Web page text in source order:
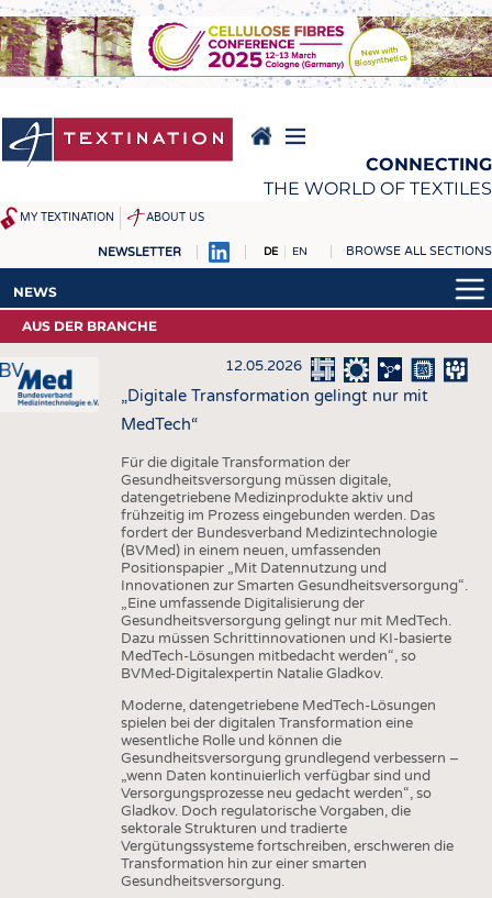
Direkt
zum
Inhalt
CONNECTING
THE WORLD OF TEXTILES
MY TEXTINATION ABOUT US
NEWSLETTER DE EN BROWSE ALL SECTIONS
NEWS
AKTUELLES
TEXTILE LEADERSHIP
TEXCAMPUS
GESTRICKE & GEWIRKE
TEXTILMASCHINENBAU
NACHHALTIGKEIT
KREISLAUFWIRTSCHAFT
TECHNISCHE TEXTILIEN
JOBS
KRÜGER PERSONAL
HEADHUNTING
PRAKTIKA & AUSBILDUNGEN
NEWS
AKTUELLES
KLARTEXT BY TEXTINATION
AUS DER BRANCHE
12.05.2026
„Digitale Transformation gelingt nur mit
MedTech“
Für die digitale Transformation der
Gesundheitsversorgung müssen digitale,
datengetriebene Medizinprodukte aktiv und
frühzeitig im Prozess eingebunden werden. Das
fordert der Bundesverband Medizintechnologie
(BVMed) in einem neuen, umfassenden
Positionspapier „Mit Datennutzung und
Innovationen zur Smarten Gesundheitsversorgung“.
„Eine umfassende Digitalisierung der
Gesundheitsversorgung gelingt nur mit MedTech.
Dazu müssen Schrittinnovationen und KI-basierte
MedTech-Lösungen mitbedacht werden“, so
BVMed-Digitalexpertin Natalie Gladkov.
Moderne, datengetriebene MedTech-Lösungen
spielen bei der digitalen Transformation eine
wesentliche Rolle und können die
Gesundheitsversorgung grundlegend verbessern –
„wenn Daten kontinuierlich verfügbar sind und
Versorgungsprozesse neu gedacht werden“, so
Gladkov. Doch regulatorische Vorgaben, die
sektorale Strukturen und tradierte
Vergütungssysteme fortschreiben, erschweren die
Transformation hin zur einer smarten
Gesundheitsversorgung.